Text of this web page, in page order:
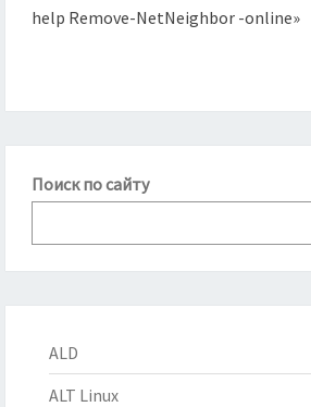
help Remove-NetNeighbor -online»
Поиск по сайту
ALD
ALT Linux